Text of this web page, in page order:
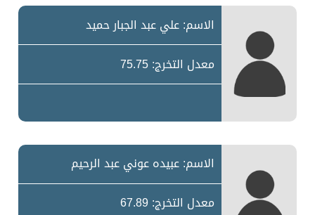
الاسم: علي عبد الجبار حميد
معدل التخرج: 75.75
الاسم: عبيده عوني عبد الرحيم
معدل التخرج: 67.89